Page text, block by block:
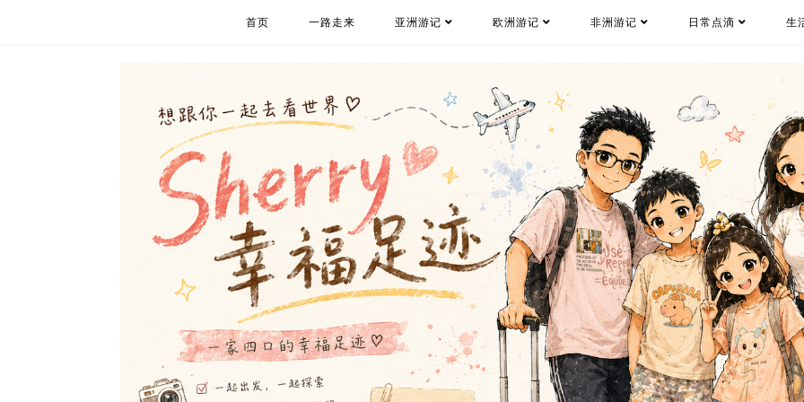
首页 一路走来 亚洲游记 欧洲游记 非洲游记 日常点滴 生